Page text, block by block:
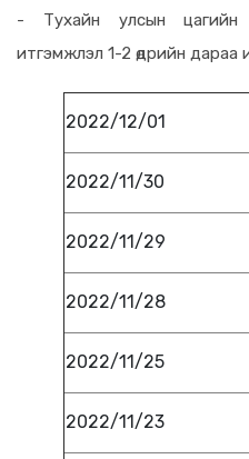
- Тухайн улсын цагийн
итгэмжлэл 1-2 өдрийн дараа
2022/12/01
2022/11/30
2022/11/29
2022/11/28
2022/11/25
2022/11/23